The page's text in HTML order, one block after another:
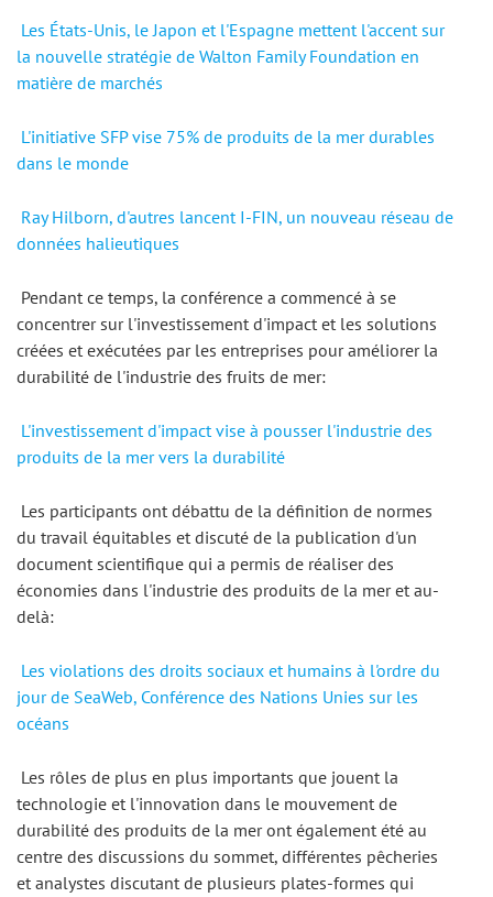
Les États-Unis, le Japon et l'Espagne mettent l'accent sur
la nouvelle stratégie de Walton Family Foundation en
matière de marchés
L'initiative SFP vise 75% de produits de la mer durables
dans le monde
Ray Hilborn, d'autres lancent I-FIN, un nouveau réseau de
données halieutiques
concentrer sur l'investissement d'impact et les solutions
créées et exécutées par les entreprises pour améliorer la
durabilité de l'industrie des fruits de mer:
L'investissement d'impact vise à pousser l'industrie des
produits de la mer vers la durabilité
du travail équitables et discuté de la publication d'un
document scientifique qui a permis de réaliser des
économies dans l'industrie des produits de la mer et au-
delà:
Les violations des droits sociaux et humains à l'ordre du
jour de SeaWeb, Conférence des Nations Unies sur les
océans
technologie et l'innovation dans le mouvement de
durabilité des produits de la mer ont également été au
centre des discussions du sommet, différentes pêcheries
et analystes discutant de plusieurs plates-formes qui